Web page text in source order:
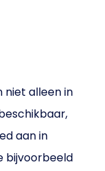
niet alleen in
aan in
bijvoorbeeld